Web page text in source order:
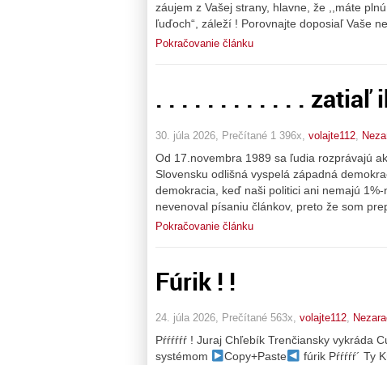
záujem z Vašej strany, hlavne, že ,,máte
ľuďoch“, záleží ! Porovnajte doposiaľ Vaše
Pokračovanie článku
. . . . . . . . . . . . zatiaľ
30. júla 2026, Prečítané 1 396x, volajte112
Od 17.novembra 1989 sa ľudia rozprávajú
Slovensku odlišná vyspelá západná
demokracia, keď naši politici ani nemajú
nevenoval písaniu článkov, preto že som
Pokračovanie článku
Fúrik ! !
24. júla 2026, Prečítané 563x, volajte112,
Pŕŕŕŕŕŕ ! Juraj Chľebík Trenčiansky vykráda
systémom
Copy+Paste
fúrik Pŕŕŕŕŕ´ Ty